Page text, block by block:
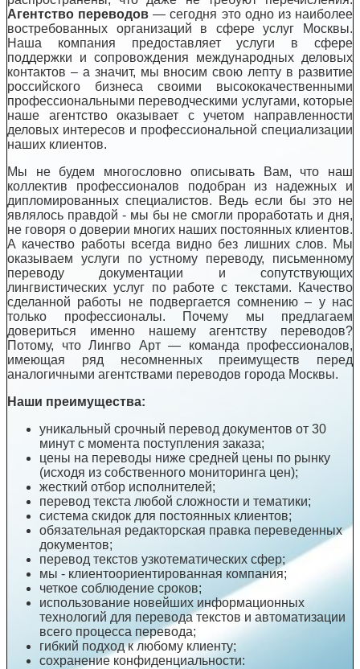
Агентство переводов — сегодня это одно из наиболее
востребованных организаций в сфере услуг Москвы.
Наша компания предоставляет услуги в сфере
поддержки и сопровождения международных деловых
контактов – а значит, мы вносим свою лепту в развитие
российского бизнеса своими высококачественными
профессиональными переводческими услугами, которые
наше агентство оказывает с учетом направленности
деловых интересов и профессиональной специализации
наших клиентов.
Мы не будем многословно описывать Вам, что наш
коллектив профессионалов подобран из надежных и
дипломированных специалистов. Ведь если бы это не
являлось правдой - мы бы не смогли проработать и дня,
не говоря о доверии многих наших постоянных клиентов.
А качество работы всегда видно без лишних слов. Мы
оказываем услуги по устному переводу, письменному
переводу документации и сопутствующих
лингвистических услуг по работе с текстами. Качество
сделанной работы не подвергается сомнению – у нас
только профессионалы. Почему мы предлагаем
довериться именно нашему агентству переводов?
Потому, что Лингво Арт — команда профессионалов,
имеющая ряд несомненных преимуществ перед
аналогичными агентствами переводов города Москвы.
Наши преимущества:
уникальный срочный перевод документов от 30
минут с момента поступления заказа;
цены на переводы ниже средней цены по рынку
(исходя из собственного мониторинга цен);
жесткий отбор исполнителей;
перевод текста любой сложности и тематики;
система скидок для постоянных клиентов;
обязательная редакторская правка переведенных
документов;
перевод текстов узкотематических сфер;
мы - клиентоориентированная компания;
четкое соблюдение сроков;
использование новейших информационных
технологий для перевода текстов и автоматизации
всего процесса перевода;
гибкий подход к любому клиенту;
сохранение конфиденциальности: